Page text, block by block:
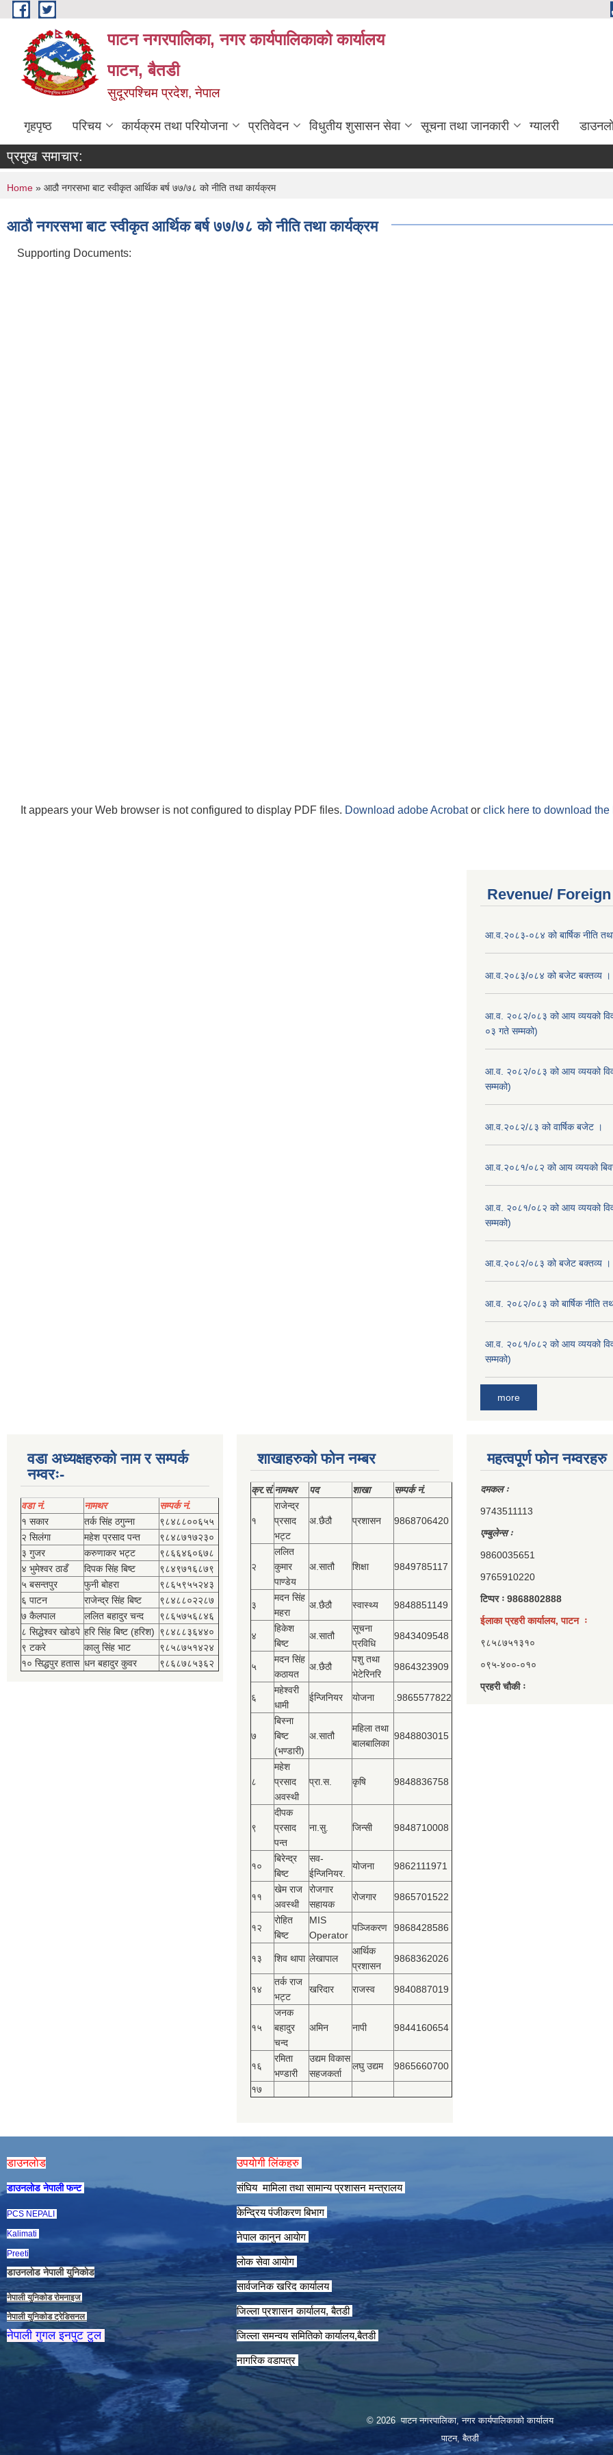
Skip to main content
पाटन नगरपालिका, नगर कार्यपालिकाको कार्यालय
पाटन, बैतडी
सुदूरपश्चिम प्रदेश, नेपाल
गृहपृष्ठ परिचय कार्यक्रम तथा परियोजना प्रतिवेदन विधुतीय शुसासन सेवा सूचना तथा जानकारी ग्यालरी
प्रमुख समाचार:
You are here
Home » आठौ नगरसभा बाट स्वीकृत आर्थिक बर्ष ७७/७८ को नीति तथा कार्यक्रम
आठौ नगरसभा बाट स्वीकृत आर्थिक बर्ष ७७/७८ को नीति तथा कार्यक्रम
Supporting Documents:
It appears your Web browser is not configured to display PDF files. Download adobe Acrobator click here to download the
Revenue/
आ.व.२०८३-०८४ को बार्षिक नीति
आ.व.२०८३/०८४ को बजेट बक्तव्य ।
आ.व. २०८२/०८३ को आय व्ययको
०३ गते सम्मको)
आ.व. २०८२/०८३ को आय व्ययको
सम्मको)
आ.व.२०८२/८३ को वार्षिक बजेट ।
आ.व.२०८१/०८२ को आय व्ययको
आ.व. २०८१/०८२ को आय व्ययको
सम्मको)
आ.व.२०८२/०८३ को बजेट बक्तव्य ।
आ.व. २०८२/०८३ को बार्षिक नीति
आ.व. २०८१/०८२ को आय व्ययको
सम्मको)
more
वडा अध्यक्षहरुको नाम र सम्पर्क
नम्वरः-
वडा नं. नामथर
सम्पर्क नं.
१ सकार
तर्क सिंह ठगुन्‍ना
९८४८८००६५५
२ सिलंगा
महेश प्रसाद पन्त
९८४८७१७२३०
३ गुजर
करुणाकर भट्ट
९८६६४६०६७८
४ भुमेश्‍वर ठाडँ
दिपक सिंह बिष्‍ट
९८४९७१६८७९
५ बसन्तपुर
फुनी बोहरा
९८६५९५५२४३
६ पाटन
राजेन्द्र सिंह बिष्‍ट
९८४८८०२२८७
७ कैलपाल
ललित बहादुर चन्द
९८६५७५६८४६
८ सिद्धेश्‍वर खोडपे हरि सिंह बिष्‍ट (हरिश) ९८४८८३६४४०
९ टकरे
कालु सिंह भाट
९८५८७५१४२४
१० सिद्धपुर हतास धन बहादुर कुवर ९८६८७८५३६२
शाखाहरुको फोन नम्बर
क्र.सं.नामथर पद शाखा सम्‍पर्क नं.
१
राजेन्द्र
प्रसाद
भट्ट
अ.छैठौ प्रशासन 9868706420
२
ललित
कुमार
पाण्डेय
अ.सातौ शिक्षा 9849785117
३
मदन सिंह
महरा
अ.छैठौ स्वास्थ्य 9848851149
४
हिकेश
बिष्‍ट
अ.सातौ
सूचना
प्रविधि
9843409548
५
मदन सिंह
कठायत
अ.छैठौ
पशु तथा
भेटेरिनरि
9864323909
६
महेश्‍वरी
धामी
ईन्जिनियर योजना .9865577822
७
बिस्‍ना
बिष्‍ट
(भण्डारी)
अ.सातौ
महिला तथा
बालबालिका
9848803015
८
महेश
प्रसाद
अवस्थी
प्रा.स. कृषि 9848836758
९
दीपक
प्रसाद
पन्त
ना.सु. जिन्सी 9848710008
१०
बिरेन्द्र
बिष्‍ट
सव-
ईन्जिनियर.
योजना 9862111971
११
खेम राज
अवस्थी
रोजगार
सहायक
रोजगार 9865701522
१२
रोहित
बिष्‍ट
MIS
Operator
पञ्‍जिकरण 9868428586
१३ शिव थापा लेखापाल
आर्थिक
प्रशासन
9868362026
१४
तर्क राज
भट्ट
खरिदार राजस्‍व 9840887019
१५
जनक
बहादुर
चन्द
अमिन नापी 9844160654
१६
रमिता
भण्डारी
उद्यम विकास
सहजकर्ता
लघु उद्यम 9865660700
१७
महत्वपूर्ण फोन नम्वरहरु
दमकल ः
9743511113
एम्बुलेन्स ः
9860035651
9765910220
टिप्पर ः 9868802888
ईलाका प्रहरी कार्यालय, पाटन ः
९८५८७५१३१०
०९५-४००-०१०
प्रहरी चौकी ः
डाउनलाेड
डाउनलाेड नेपाली फन्ट
PCS NEPALI
Kalimati
Preeti
डाउनलाेड नेपाली युनिकाेड
नेपाली युनिकाेड राेमनाइज
नेपाली युनिकाेड ट्रेडिसनल
नेपाली गुगल इनपुट टुल
उपयाेगी लिंकहरु
संघिय मामिला तथा सामान्य प्रशासन मन्त्रालय
केन्द्रिय पंजीकरण बिभाग
नेपाल कानुन आयाेग
लाेक सेवा आयाेग
सार्वजनिक खरिद कार्यालय
जिल्ला प्रशासन कार्यालय, बैतडी
जिल्ला समन्वय समितिको कार्यालय,बैतडी
नागरिक वडापत्र
© 2026 पाटन नगरपालिका, नगर कार्यपालिकाको कार्यालय
पाटन, बैतडी